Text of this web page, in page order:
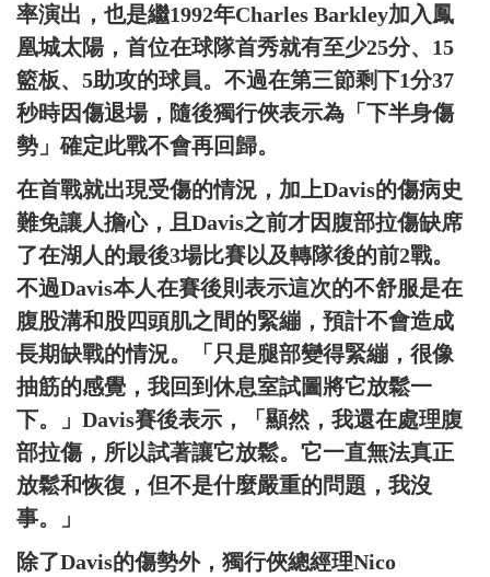
率演出，也是繼1992年Charles Barkley加入鳳
凰城太陽，首位在球隊首秀就有至少25分、15
籃板、5助攻的球員。不過在第三節剩下1分37
秒時因傷退場，隨後獨行俠表示為「下半身傷
勢」確定此戰不會再回歸。
在首戰就出現受傷的情況，加上Davis的傷病史
難免讓人擔心，且Davis之前才因腹部拉傷缺席
了在湖人的最後3場比賽以及轉隊後的前2戰。
不過Davis本人在賽後則表示這次的不舒服是在
腹股溝和股四頭肌之間的緊繃，預計不會造成
長期缺戰的情況。「只是腿部變得緊繃，很像
抽筋的感覺，我回到休息室試圖將它放鬆一
下。」Davis賽後表示，「顯然，我還在處理腹
部拉傷，所以試著讓它放鬆。它一直無法真正
放鬆和恢復，但不是什麼嚴重的問題，我沒
事。」
除了Davis的傷勢外，獨行俠總經理Nico